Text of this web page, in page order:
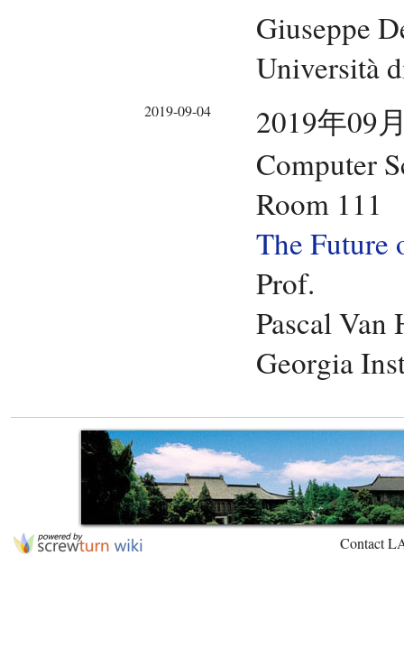
Giuseppe
Università
2019-09-04
2019年09
Computer
Room 111
The
Prof.
Pascal Van
Georgia
Contact